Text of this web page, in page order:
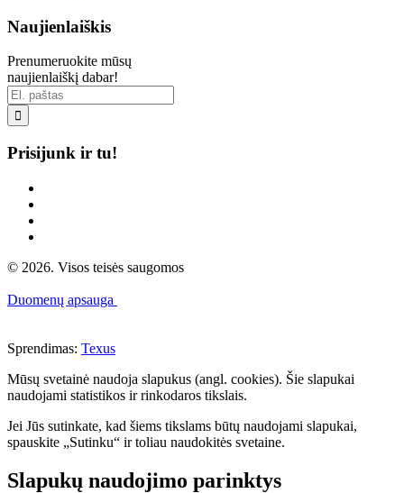
Naujienlaiškis
Prenumeruokite mūsų
naujienlaiškį dabar!

Prisijunk ir tu!
© 2026. Visos teisės saugomos
Duomenų apsauga
Sprendimas: Texus
Mūsų svetainė naudoja slapukus (angl. cookies). Šie slapukai
naudojami statistikos ir rinkodaros tikslais.
Jei Jūs sutinkate, kad šiems tikslams būtų naudojami slapukai,
spauskite „Sutinku“ ir toliau naudokitės svetaine.
Slapukų naudojimo parinktys